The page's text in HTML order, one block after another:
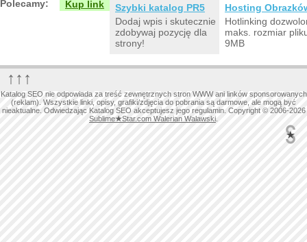
Polecamy: Kup link
Szybki katalog PR5
Dodaj wpis i skutecznie
zdobywaj pozycję dla
strony!
Hosting
Hotlinking
maks. rozmiar
9MB
↑↑↑
Katalog SEO nie odpowiada za treść zewnętrznych stron WWW ani linków sponsorowanych
(reklam). Wszystkie linki, opisy, grafiki/zdjęcia do pobrania są darmowe, ale mogą być
nieaktualne. Odwiedzając Katalog SEO akceptujesz jego regulamin. Copyright © 2006-2026
Sublime★Star.com Walerian Walawski